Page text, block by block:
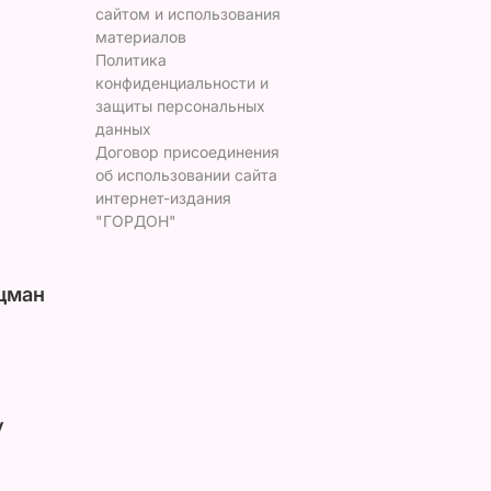
сайтом и использования
материалов
Политика
конфиденциальности и
защиты персональных
данных
Договор присоединения
об использовании сайта
интернет-издания
"ГОРДОН"